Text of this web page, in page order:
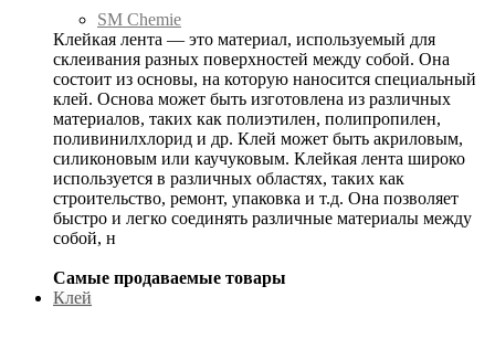
SM Chemie
Клейкая лента — это материал, используемый для
склеивания разных поверхностей между собой. Она
состоит из основы, на которую наносится специальный
клей. Основа может быть изготовлена из различных
материалов, таких как полиэтилен, полипропилен,
поливинилхлорид и др. Клей может быть акриловым,
силиконовым или каучуковым. Клейкая лента широко
используется в различных областях, таких как
строительство, ремонт, упаковка и т.д. Она позволяет
быстро и легко соединять различные материалы между
собой, н
Самые продаваемые товары
Клей